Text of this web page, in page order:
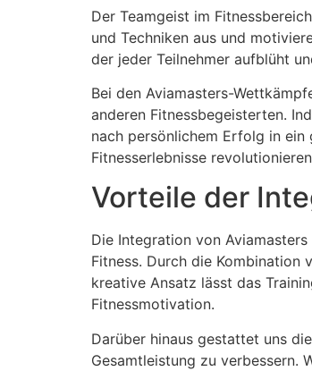
Der Teamgeist im
und Techniken aus und
der jeder Teilnehmer aufblüht
Bei den Aviamasters-
anderen Fitnessbegeisterten.
nach persönlichem Erfolg in ein
Fitnesserlebnisse
Vorteile der
Die Integration von
Fitness. Durch die Kombination
kreative Ansatz lässt das
Fitnessmotivation.
Darüber hinaus gestattet uns
Gesamtleistung zu verbessern.